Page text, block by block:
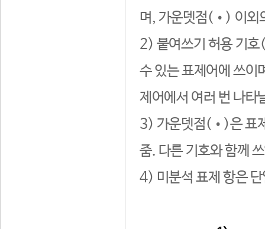
며, 가운뎃점(•) 이외
2) 붙여쓰기 허용 기호
수 있는 표제어에 쓰이
제어에서 여러 번 나타
3) 가운뎃점(•)은 표
줌. 다른 기호와 함께
4) 미분석 표제 항은